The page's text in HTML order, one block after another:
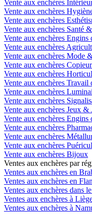
Vente aux enchères
Vente aux enchères
Vente aux enchères
Vente aux enchères Santé
Vente aux enchères Engins
Vente aux enchères
Vente aux enchères Mode
Vente aux enchères
Vente aux enchères
Vente aux enchères
Vente aux enchères
Vente aux enchères
Vente aux enchères Jeux &
Vente aux enchères Engins
Vente aux enchères
Vente aux enchères
Vente aux enchères
Vente aux enchères Bijoux
Ventes aux enchères par
Ventes aux enchères en
Ventes aux enchères en
Ventes aux enchères dans
Ventes aux enchères à
Ventes aux enchères à